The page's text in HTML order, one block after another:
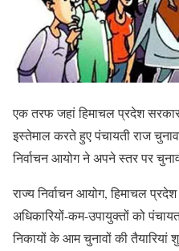
एक तरफ जहां हिमाचल प्रदेश
इस्तेमाल करते हुए पंचायती राज
निर्वाचन आयोग ने अपने स्तर पर
राज्य निर्वाचन आयोग, हिमाचल
अधिकारियों-कम-उपायुक्तों को
निकायों के आम चुनावों की तैयारियां